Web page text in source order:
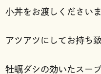
小丼をお渡しください
アツアツにしてお持ち
牡蠣ダシの効いたスー